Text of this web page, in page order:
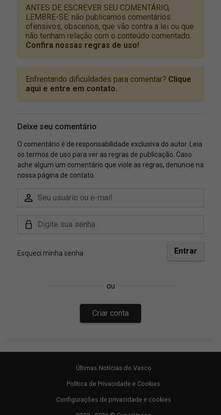
Últimas Notícias do Vasco
Política de Privacidade e Cookies
Configurações de privacidade e cookies